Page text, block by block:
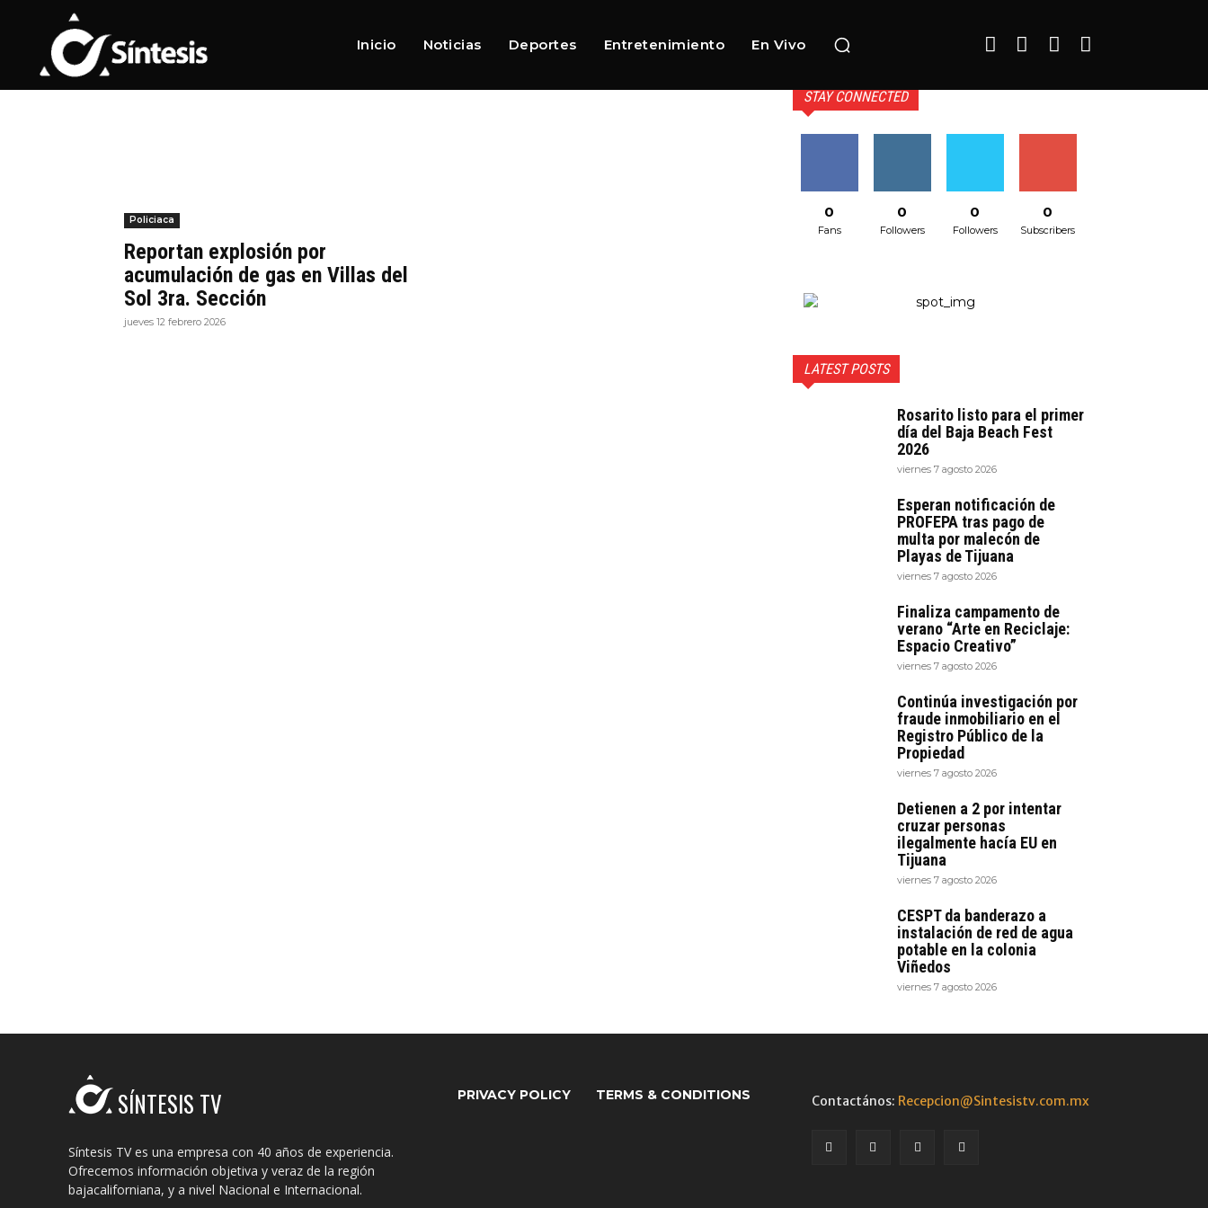
Inicio Noticias Deportes Entretenimiento En Vivo
Tag:Peligro
Policiaca
Reportan explosión por
acumulación de gas en Villas del
Sol 3ra. Sección
jueves 12 febrero 2026
STAY CONNECTED
0
Fans
0
Followers
0
Followers
0
Subscribers
LATEST POSTS
Rosarito listo para el primer
día del Baja Beach Fest
2026
viernes 7 agosto 2026
Esperan notificación de
PROFEPA tras pago de
multa por malecón de
Playas de Tijuana
viernes 7 agosto 2026
Finaliza campamento de
verano “Arte en Reciclaje:
Espacio Creativo”
viernes 7 agosto 2026
Continúa investigación por
fraude inmobiliario en el
Registro Público de la
Propiedad
viernes 7 agosto 2026
Detienen a 2 por intentar
cruzar personas
ilegalmente hacía EU en
Tijuana
viernes 7 agosto 2026
CESPT da banderazo a
instalación de red de agua
potable en la colonia
Viñedos
viernes 7 agosto 2026
SÍNTESIS TV
Síntesis TV es una empresa con 40 años de experiencia.
Ofrecemos información objetiva y veraz de la región
bajacaliforniana, y a nivel Nacional e Internacional.
PRIVACY POLICY TERMS & CONDITIONS Contactános: Recepcion@Sintesistv.com.mx